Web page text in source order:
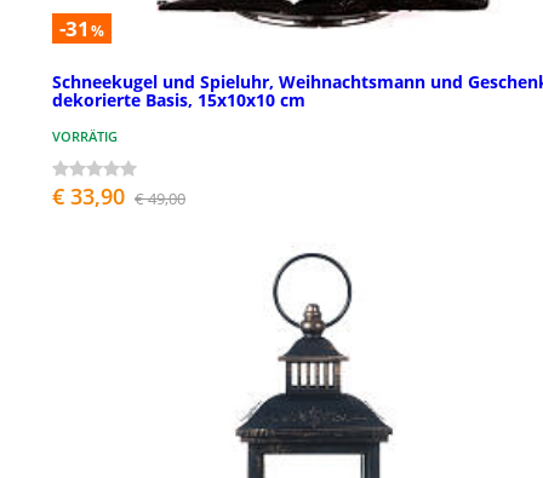
-31 %
Schneekugel und Spieluhr, Weihnachtsmann und
dekorierte Basis, 15x10x10 cm
VORRÄTIG
€ 33,90 € 49,00